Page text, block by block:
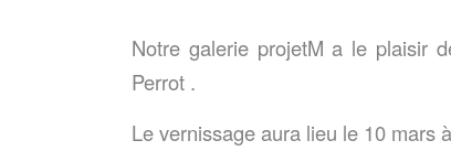
Notre galerie projetM a le plaisir
Perrot .
Le vernissage aura lieu le 10 mars